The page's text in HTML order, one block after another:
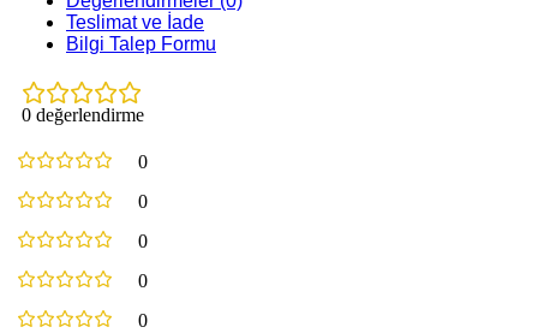
Teslimat ve İade
Bilgi Talep Formu
0 değerlendirme
0
0
0
0
0